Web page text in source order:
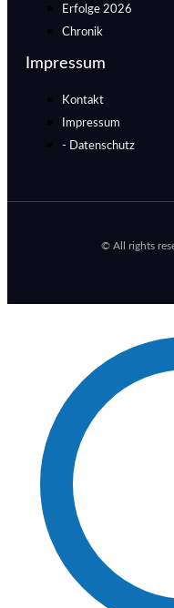
Erfolge 2026
Chronik
Impressum
Kontakt
Impressum
- Datenschutz
© All rights